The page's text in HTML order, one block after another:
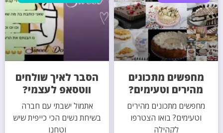
מחפשים מתכונים
מהירים וטעימים?
מחפשים מתכונים מהירים
וטעימים? בואו הצטרפו
לקהילה
הסבר לאיך שולחים
ווטסאפ לעצמי?
אתמול ישבתי עם חברה
בשיחת נשים הכי כייפית שיש
וטחנו